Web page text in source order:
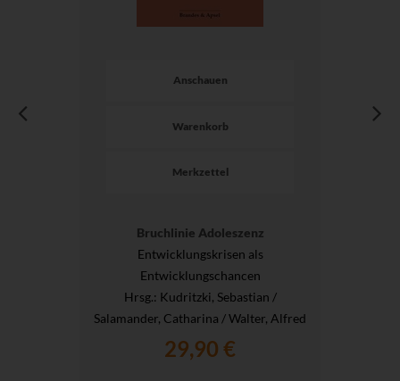
Anschauen
Warenkorb
Merkzettel
Bruchlinie Adoleszenz
Entwicklungskrisen als
Entwicklungschancen
Hrsg.: Kudritzki, Sebastian /
Salamander, Catharina / Walter, Alfred
29,90 €